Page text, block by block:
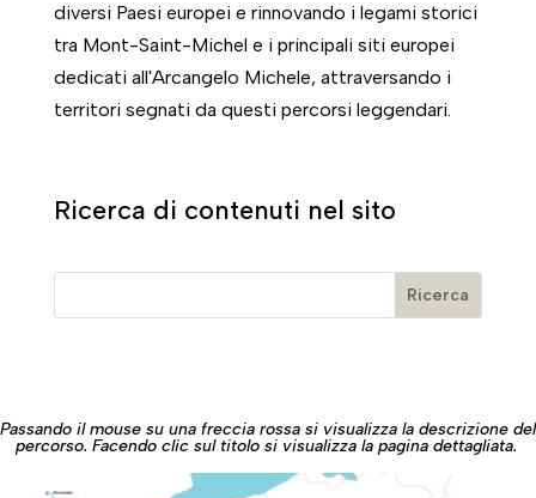
diversi Paesi europei e rinnovando i legami storici
tra Mont-Saint-Michel e i principali siti europei
dedicati all'Arcangelo Michele, attraversando i
territori segnati da questi percorsi leggendari.
Ricerca di contenuti nel sito
Passando il mouse su una freccia rossa si visualizza la descrizione del
percorso. Facendo clic sul titolo si visualizza la pagina dettagliata.